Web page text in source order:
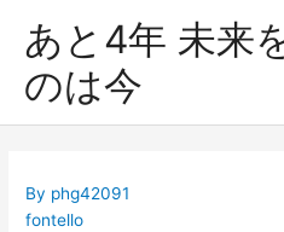
あと4年 未来
のは今
By phg42091
fontello